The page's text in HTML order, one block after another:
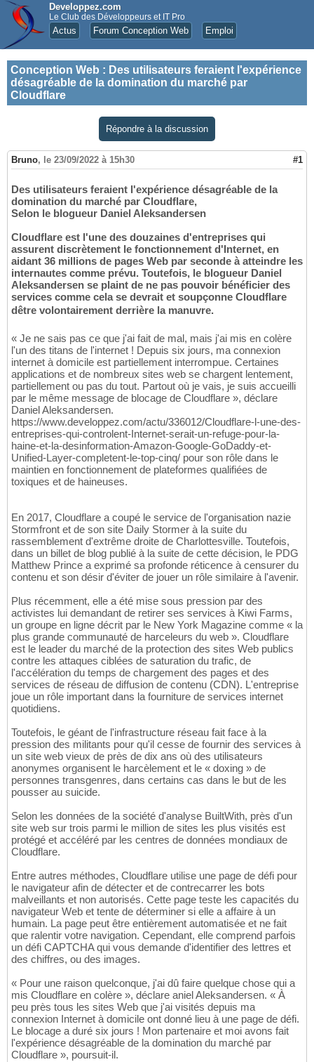
Developpez.com
Le Club des Développeurs et IT Pro
Actus Forum Conception Web Emploi
Conception Web : Des utilisateurs feraient l'expérience
désagréable de la domination du marché par
Cloudflare
Répondre à la discussion
Bruno, le 23/09/2022 à 15h30 #1
Des utilisateurs feraient l'expérience désagréable de la
domination du marché par Cloudflare,
Selon le blogueur Daniel Aleksandersen
Cloudflare est l'une des douzaines d'entreprises qui
assurent discrètement le fonctionnement d'Internet, en
aidant 36 millions de pages Web par seconde à atteindre les
internautes comme prévu. Toutefois, le blogueur Daniel
Aleksandersen se plaint de ne pas pouvoir bénéficier des
services comme cela se devrait et soupçonne Cloudflare
dêtre volontairement derrière la manuvre.
« Je ne sais pas ce que j'ai fait de mal, mais j'ai mis en colère
l'un des titans de l'internet ! Depuis six jours, ma connexion
internet à domicile est partiellement interrompue. Certaines
applications et de nombreux sites web se chargent lentement,
partiellement ou pas du tout. Partout où je vais, je suis accueilli
par le même message de blocage de Cloudflare », déclare
Daniel Aleksandersen.
https://www.developpez.com/actu/336012/Cloudflare-l-une-des-
entreprises-qui-controlent-Internet-serait-un-refuge-pour-la-
haine-et-la-desinformation-Amazon-Google-GoDaddy-et-
Unified-Layer-completent-le-top-cinq/ pour son rôle dans le
maintien en fonctionnement de plateformes qualifiées de
toxiques et de haineuses.
En 2017, Cloudflare a coupé le service de l'organisation nazie
Stormfront et de son site Daily Stormer à la suite du
rassemblement d'extrême droite de Charlottesville. Toutefois,
dans un billet de blog publié à la suite de cette décision, le PDG
Matthew Prince a exprimé sa profonde réticence à censurer du
contenu et son désir d'éviter de jouer un rôle similaire à l'avenir.
Plus récemment, elle a été mise sous pression par des
activistes lui demandant de retirer ses services à Kiwi Farms,
un groupe en ligne décrit par le New York Magazine comme « la
plus grande communauté de harceleurs du web ». Cloudflare
est le leader du marché de la protection des sites Web publics
contre les attaques ciblées de saturation du trafic, de
l'accélération du temps de chargement des pages et des
services de réseau de diffusion de contenu (CDN). L'entreprise
joue un rôle important dans la fourniture de services internet
quotidiens.
Toutefois, le géant de l'infrastructure réseau fait face à la
pression des militants pour qu'il cesse de fournir des services à
un site web vieux de près de dix ans où des utilisateurs
anonymes organisent le harcèlement et le « doxing » de
personnes transgenres, dans certains cas dans le but de les
pousser au suicide.
Selon les données de la société d'analyse BuiltWith, près d'un
site web sur trois parmi le million de sites les plus visités est
protégé et accéléré par les centres de données mondiaux de
Cloudflare.
Entre autres méthodes, Cloudflare utilise une page de défi pour
le navigateur afin de détecter et de contrecarrer les bots
malveillants et non autorisés. Cette page teste les capacités du
navigateur Web et tente de déterminer si elle a affaire à un
humain. La page peut être entièrement automatisée et ne fait
que ralentir votre navigation. Cependant, elle comprend parfois
un défi CAPTCHA qui vous demande d'identifier des lettres et
des chiffres, ou des images.
« Pour une raison quelconque, j'ai dû faire quelque chose qui a
mis Cloudflare en colère », déclare aniel Aleksandersen. « À
peu près tous les sites Web que j'ai visités depuis ma
connexion Internet à domicile ont donné lieu à une page de défi.
Le blocage a duré six jours ! Mon partenaire et moi avons fait
l'expérience désagréable de la domination du marché par
Cloudflare », poursuit-il.